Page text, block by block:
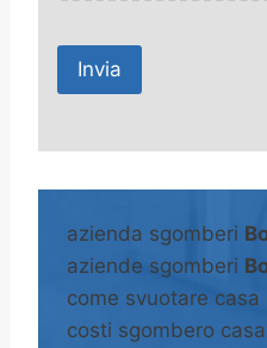
A
e
n
a
azienda sgomberi
aziende sgomberi
come svuotare casa
costi sgombero casa